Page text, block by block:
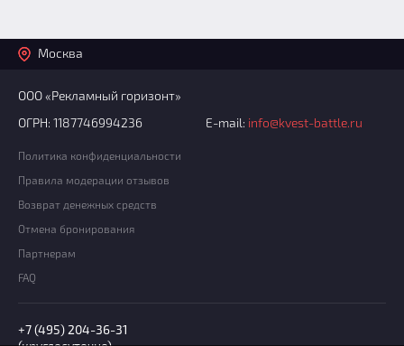
Москва
ООО «Рекламный горизонт»
ОГРН: 1187746994236
E-mail: info@kvest-battle.ru
Политика конфиденциальности
Правила модерации отзывов
Возврат денежных средств
Отмена бронирования
Партнерам
FAQ
+7 (495) 204-36-31